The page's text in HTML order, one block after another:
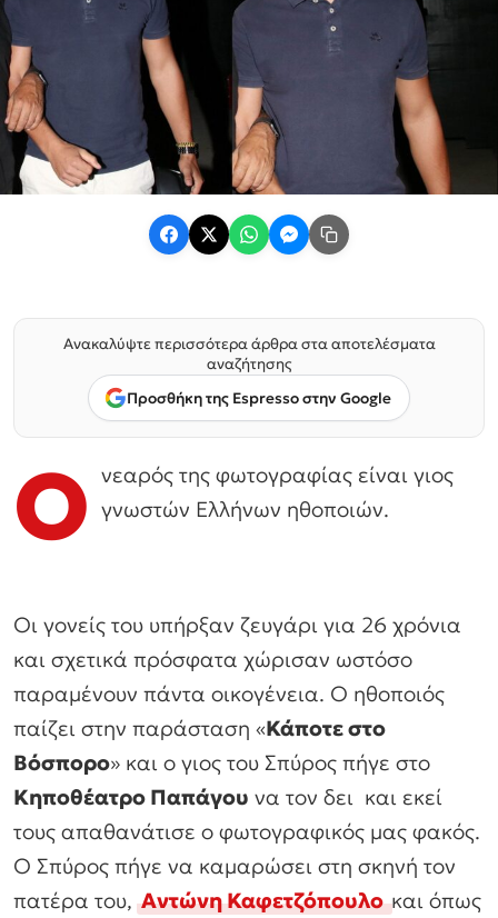
Ανακαλύψτε περισσότερα άρθρα στα αποτελέσματα
αναζήτησης
Προσθήκη της Espresso στην Google
Ο νεαρός της φωτογραφίας είναι γιος
γνωστών Ελλήνων ηθοποιών.
Οι γονείς του υπήρξαν ζευγάρι για 26 χρόνια
και σχετικά πρόσφατα χώρισαν ωστόσο
παραμένουν πάντα οικογένεια. Ο ηθοποιός
παίζει στην παράσταση «Κάποτε στο
Βόσπορο» και ο γιος του Σπύρος πήγε στο
Κηποθέατρο Παπάγου να τον δει και εκεί
τους απαθανάτισε ο φωτογραφικός μας φακός.
Ο Σπύρος πήγε να καμαρώσει στη σκηνή τον
πατέρα του,Αντώνη Καφετζόπουλο και όπως